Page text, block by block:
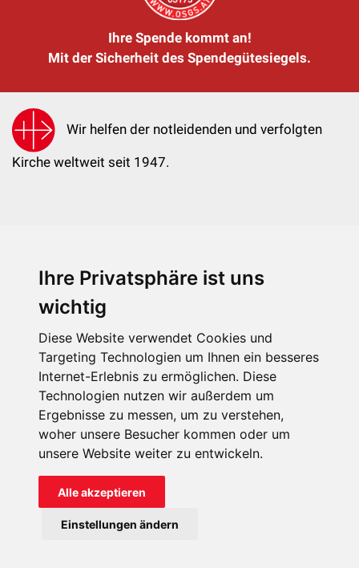
Ihre Privatsphäre ist uns
wichtig
Diese Website verwendet Cookies und
Targeting Technologien um Ihnen ein besseres
Internet-Erlebnis zu ermöglichen. Diese
Technologien nutzen wir außerdem um
Ergebnisse zu messen, um zu verstehen,
woher unsere Besucher kommen oder um
unsere Website weiter zu entwickeln.
Alle akzeptieren
Einstellungen ändern
Ihre Spende kommt an!
Mit der Sicherheit des Spendegütesiegels.
Wir helfen der notleidenden und verfolgten
Kirche weltweit seit 1947.
KIRCHE IN NOT - Österreich
kin@kircheinnot.at
KIN weltweit
Impressum Datenschutz